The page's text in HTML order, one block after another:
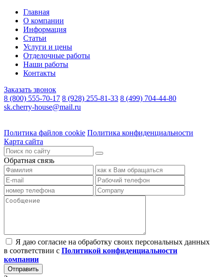
Главная
О компании
Информация
Статьи
Услуги и цены
Отделочные работы
Наши работы
Контакты
Заказать звонок
8 (800) 555-70-17 8 (928) 255-81-33 8 (499) 704-44-80
sk.cherry-house@mail.ru
Политика файлов cookie Политика конфиденциальности
Карта сайта
Обратная связь
Я даю согласие на обработку своих персональных данных
в соответствии с Политикой конфиденциальности
компании